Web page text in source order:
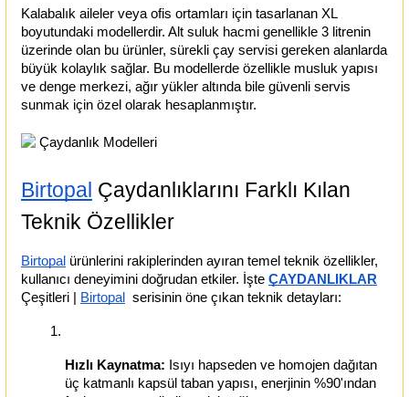
Kalabalık aileler veya ofis ortamları için tasarlanan XL
boyutundaki modellerdir. Alt suluk hacmi genellikle 3 litrenin
üzerinde olan bu ürünler, sürekli çay servisi gereken alanlarda
büyük kolaylık sağlar. Bu modellerde özellikle musluk yapısı
ve denge merkezi, ağır yükler altında bile güvenli servis
sunmak için özel olarak hesaplanmıştır.
Birtopal Çaydanlıklarını Farklı Kılan
Teknik Özellikler
Birtopal ürünlerini rakiplerinden ayıran temel teknik özellikler,
kullanıcı deneyimini doğrudan etkiler. İşte ÇAYDANLIKLAR
Çeşitleri |
Birtopal serisinin öne çıkan teknik detayları:
Hızlı Kaynatma: Isıyı hapseden ve homojen dağıtan
üç katmanlı kapsül taban yapısı, enerjinin %90'ından